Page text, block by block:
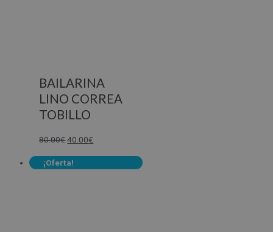
BAILARINA
LINO CORREA
TOBILLO
80.00€40.00€
¡Oferta!